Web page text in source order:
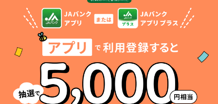
セキュリティ
困った時は